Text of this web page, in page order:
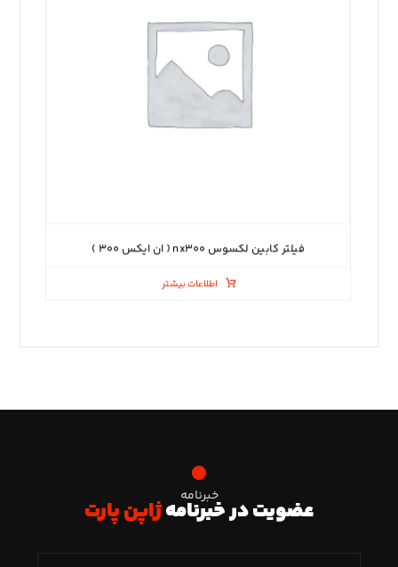
فیلتر کابین لکسوس nx۳۰۰ ( ان ایکس ۳۰۰ )
اطلاعات بیشتر
خبرنامه
عضویت در خبرنامهژاپن پارت